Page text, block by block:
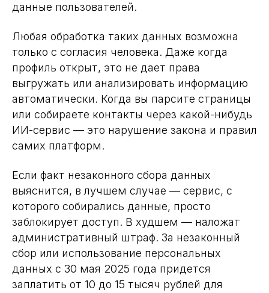
данные пользователей.
Любая обработка таких данных возможна
только с согласия человека. Даже когда
профиль открыт, это не дает права
выгружать или анализировать информацию
автоматически. Когда вы парсите страницы
или собираете контакты через какой-нибудь
ИИ-сервис — это нарушение закона и правил
самих платформ.
Если факт незаконного сбора данных
выяснится, в лучшем случае — сервис, с
которого собирались данные, просто
заблокирует доступ. В худшем — наложат
административный штраф. За незаконный
сбор или использование персональных
данных с 30 мая 2025 года придется
заплатить от 10 до 15 тысяч рублей для